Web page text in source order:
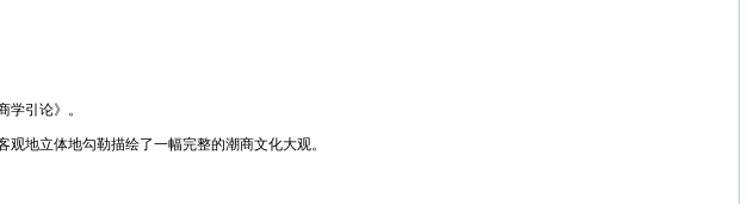
引论》。
地立体地勾勒描绘了一幅完整的潮商文化大观。